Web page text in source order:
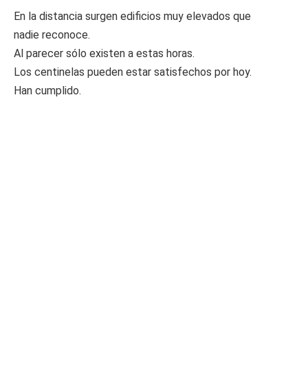
En la distancia surgen edificios muy elevados que
nadie reconoce.
Al parecer sólo existen a estas horas.
Los centinelas pueden estar satisfechos por hoy.
Han cumplido.